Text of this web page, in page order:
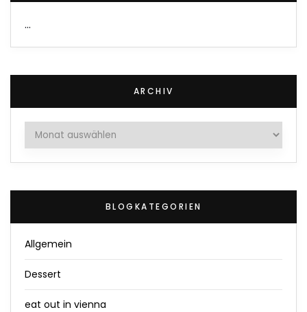
…
ARCHIV
Archiv
BLOGKATEGORIEN
Allgemein
Dessert
eat out in vienna